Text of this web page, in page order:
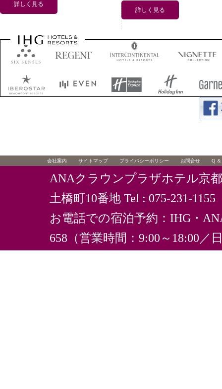
詳しく見る
詳しく見る
会社案内 サイトマップ プライバシーポリシー お問合せ Q
ANAクラウンプラザホテル京
土橋町10番地 Tel : 075-231-
お電話での宿泊予約：IHG・
658（営業時間：9:00～18:00／